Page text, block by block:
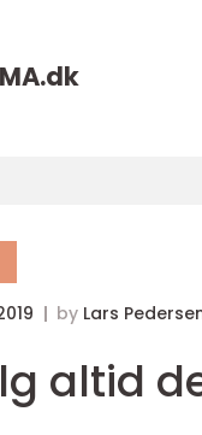
dk
by Lars
altid